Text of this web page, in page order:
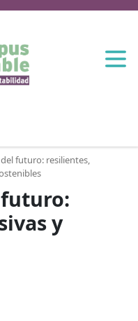
futuro: resilientes,
futuro:
y